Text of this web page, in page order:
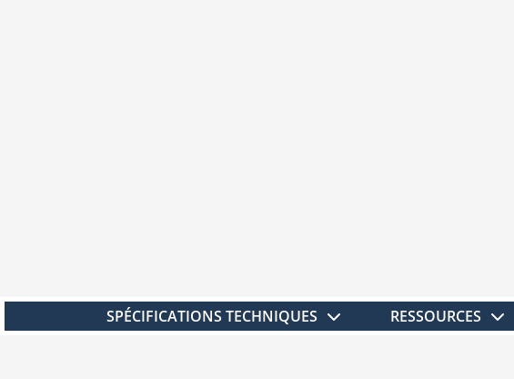
SPÉCIFICATIONS TECHNIQUES RESSOURCES